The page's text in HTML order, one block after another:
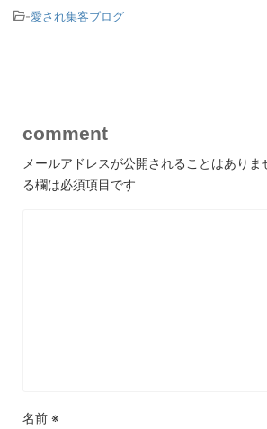
-愛され集客ブログ
comment
メールアドレスが公開されることはありま
る欄は必須項目です
名前 ※